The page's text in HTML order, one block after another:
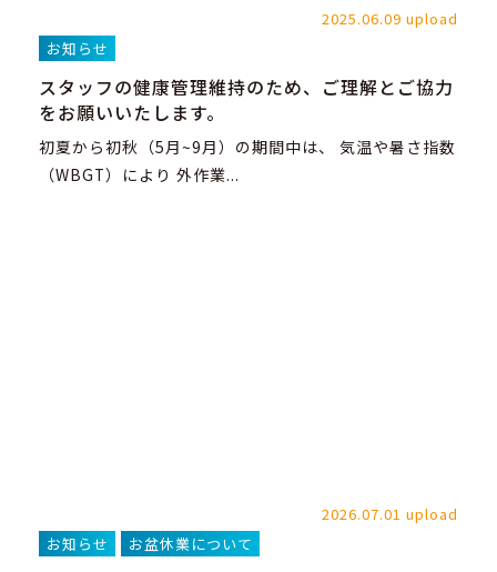
2025.06.09 upload
お知らせ
スタッフの健康管理維持のため、ご理解とご協力
をお願いいたします。
初夏から初秋（5月~9月）の期間中は、 気温や暑さ指数
（WBGT）により 外作業...
2026.07.01 upload
お知らせ
お盆休業について